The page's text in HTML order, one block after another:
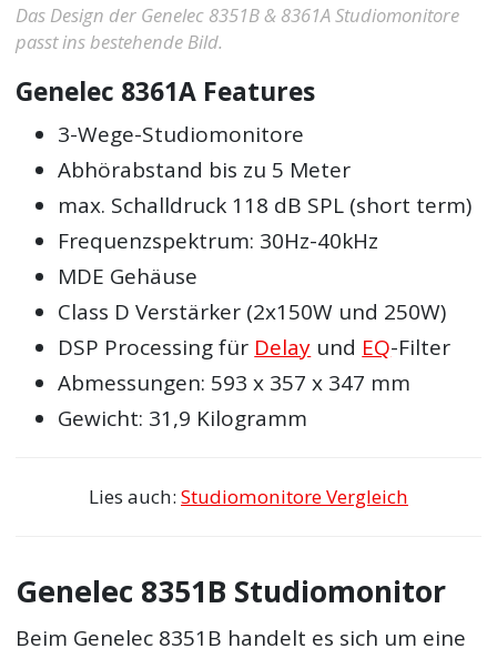
Das Design der Genelec 8351B & 8361A Studiomonitore
passt ins bestehende Bild.
Genelec 8361A Features
3-Wege-Studiomonitore
Abhörabstand bis zu 5 Meter
max. Schalldruck 118 dB SPL (short term)
Frequenzspektrum: 30Hz-40kHz
MDE Gehäuse
Class D Verstärker (2x150W und 250W)
DSP Processing für Delay und EQ-Filter
Abmessungen: 593 x 357 x 347 mm
Gewicht: 31,9 Kilogramm
Lies auch: Studiomonitore Vergleich
Genelec 8351B Studiomonitor
Beim Genelec 8351B handelt es sich um eine